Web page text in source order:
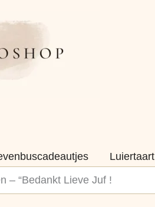
Luiertaart
– “Bedankt Lieve Juf !